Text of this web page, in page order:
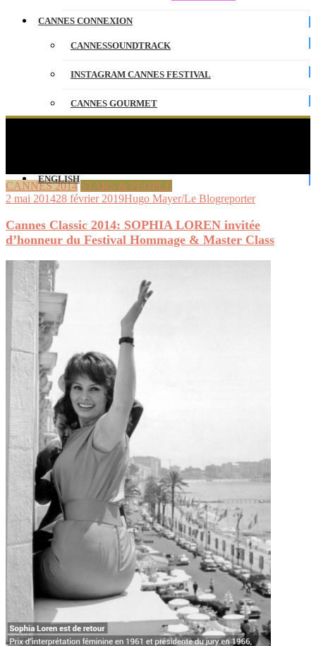
CANNES CONNEXION
CANNESSOUNDTRACK
INSTAGRAM CANNES FESTIVAL
CANNES GOURMET
ENGLISH
CANNES 2014 STARS & PEOPLE
2 mai 201428 février 2019Hugo Mayer/Le Blogreporter
Cannes Classic 2014: SOPHIA LOREN invitée
d’honneur du Festival Hommage & Master Class